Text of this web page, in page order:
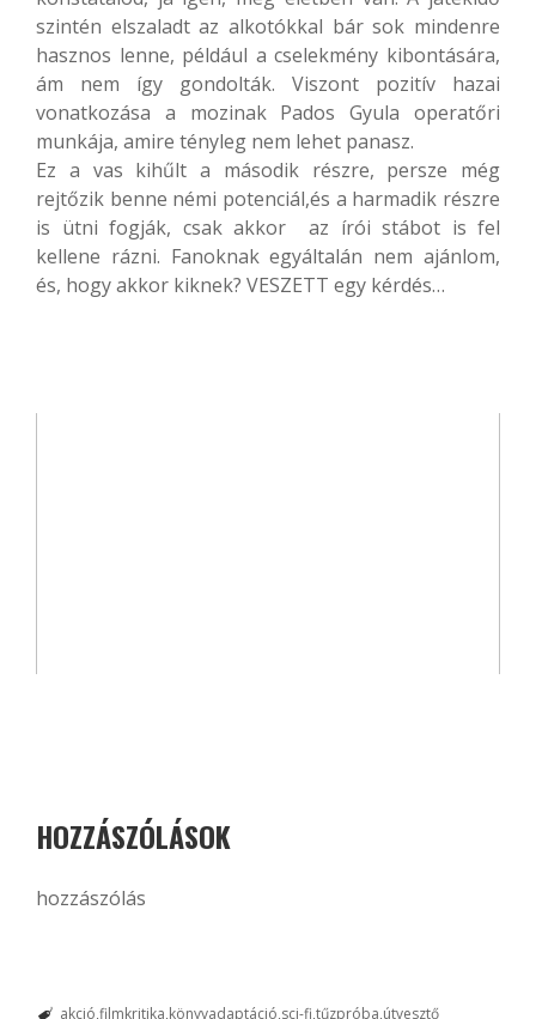
szintén elszaladt az alkotókkal bár sok mindenre
hasznos lenne, például a cselekmény kibontására,
ám nem így gondolták. Viszont pozitív hazai
vonatkozása a mozinak Pados Gyula operatőri
munkája, amire tényleg nem lehet panasz.
Ez a vas kihűlt a második részre, persze még
rejtőzik benne némi potenciál,és a harmadik részre
is ütni fogják, csak akkor az írói stábot is fel
kellene rázni. Fanoknak egyáltalán nem ajánlom,
és, hogy akkor kiknek? VESZETT egy kérdés…
HOZZÁSZÓLÁSOK
hozzászólás
akció filmkritika könyvadaptáció sci-fi tűzpróba útvesztő